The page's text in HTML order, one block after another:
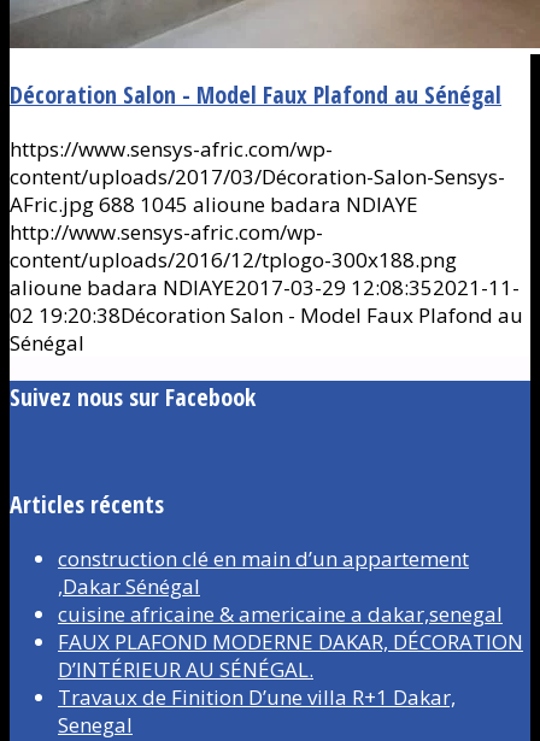
Décoration Salon - Model Faux Plafond au Sénégal
https://www.sensys-afric.com/wp-
content/uploads/2017/03/Décoration-Salon-Sensys-
AFric.jpg688 1045 alioune badara NDIAYE
http://www.sensys-afric.com/wp-
content/uploads/2016/12/tplogo-300x188.png
alioune badara NDIAYE2017-03-29 12:08:352021-11-
02 19:20:38Décoration Salon - Model Faux Plafond au
Sénégal
Suivez nous sur Facebook
Articles récents
construction clé en main d’un appartement
,Dakar Sénégal
cuisine africaine & americaine a dakar,senegal
FAUX PLAFOND MODERNE DAKAR, DÉCORATION
D’INTÉRIEUR AU SÉNÉGAL.
Travaux de Finition D’une villa R+1 Dakar,
Senegal